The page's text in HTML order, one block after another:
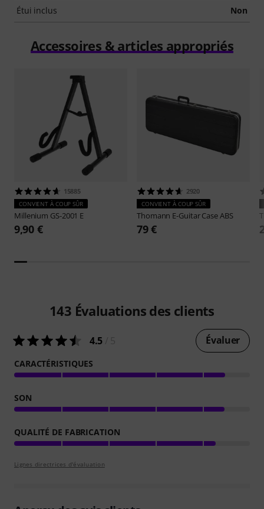
Étui inclus Non
Accessoires & articles appropriés
15885
CONVIENT À COUP SÛR
Millenium GS-2001 E
9,90 €
2920
CONVIENT À COUP SÛR
Thomann E-Guitar Case ABS
79 €
143 Évaluations des clients
4.5 Évaluer
CARACTÉRISTIQUES
SON
QUALITÉ DE FABRICATION
Lignes directrices d'évaluation